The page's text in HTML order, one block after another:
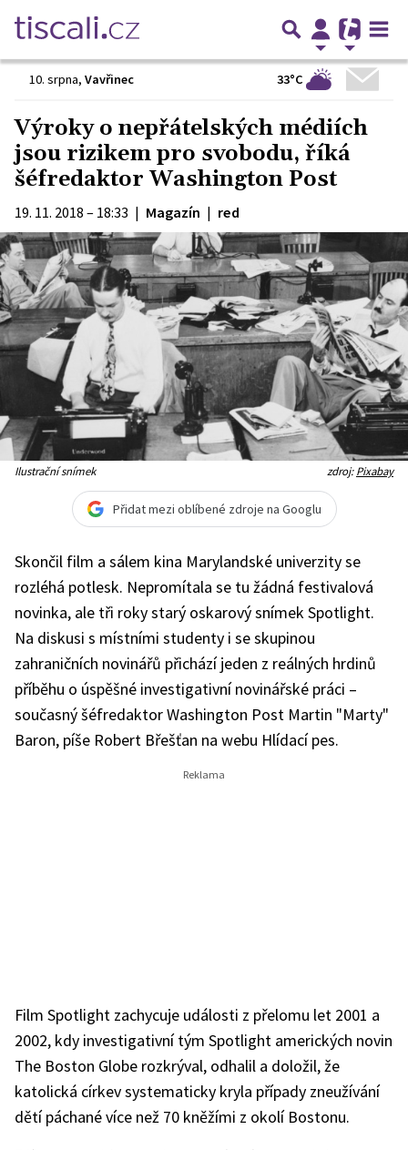
10. srpna, Vavřinec 33°C
Výroky o nepřátelských médiích
jsou rizikem pro svobodu, říká
šéfredaktor Washington Post
19. 11. 2018 – 18:33 | Magazín | red
Ilustrační snímek zdroj:Pixabay
Přidat mezi oblíbené zdroje na Googlu
Skončil film a sálem kina Marylandské univerzity se
rozléhá potlesk. Nepromítala se tu žádná festivalová
novinka, ale tři roky starý oskarový snímek Spotlight.
Na diskusi s místními studenty i se skupinou
zahraničních novinářů přichází jeden z reálných hrdinů
příběhu o úspěšné investigativní novinářské práci –
současný šéfredaktor Washington Post Martin "Marty"
Baron, píše Robert Břešťan na webu Hlídací pes.
Film Spotlight zachycuje události z přelomu let 2001 a
2002, kdy investigativní tým Spotlight amerických novin
The Boston Globe rozkrýval, odhalil a doložil, že
katolická církev systematicky kryla případy zneužívání
dětí páchané více než 70 kněžími z okolí Bostonu.